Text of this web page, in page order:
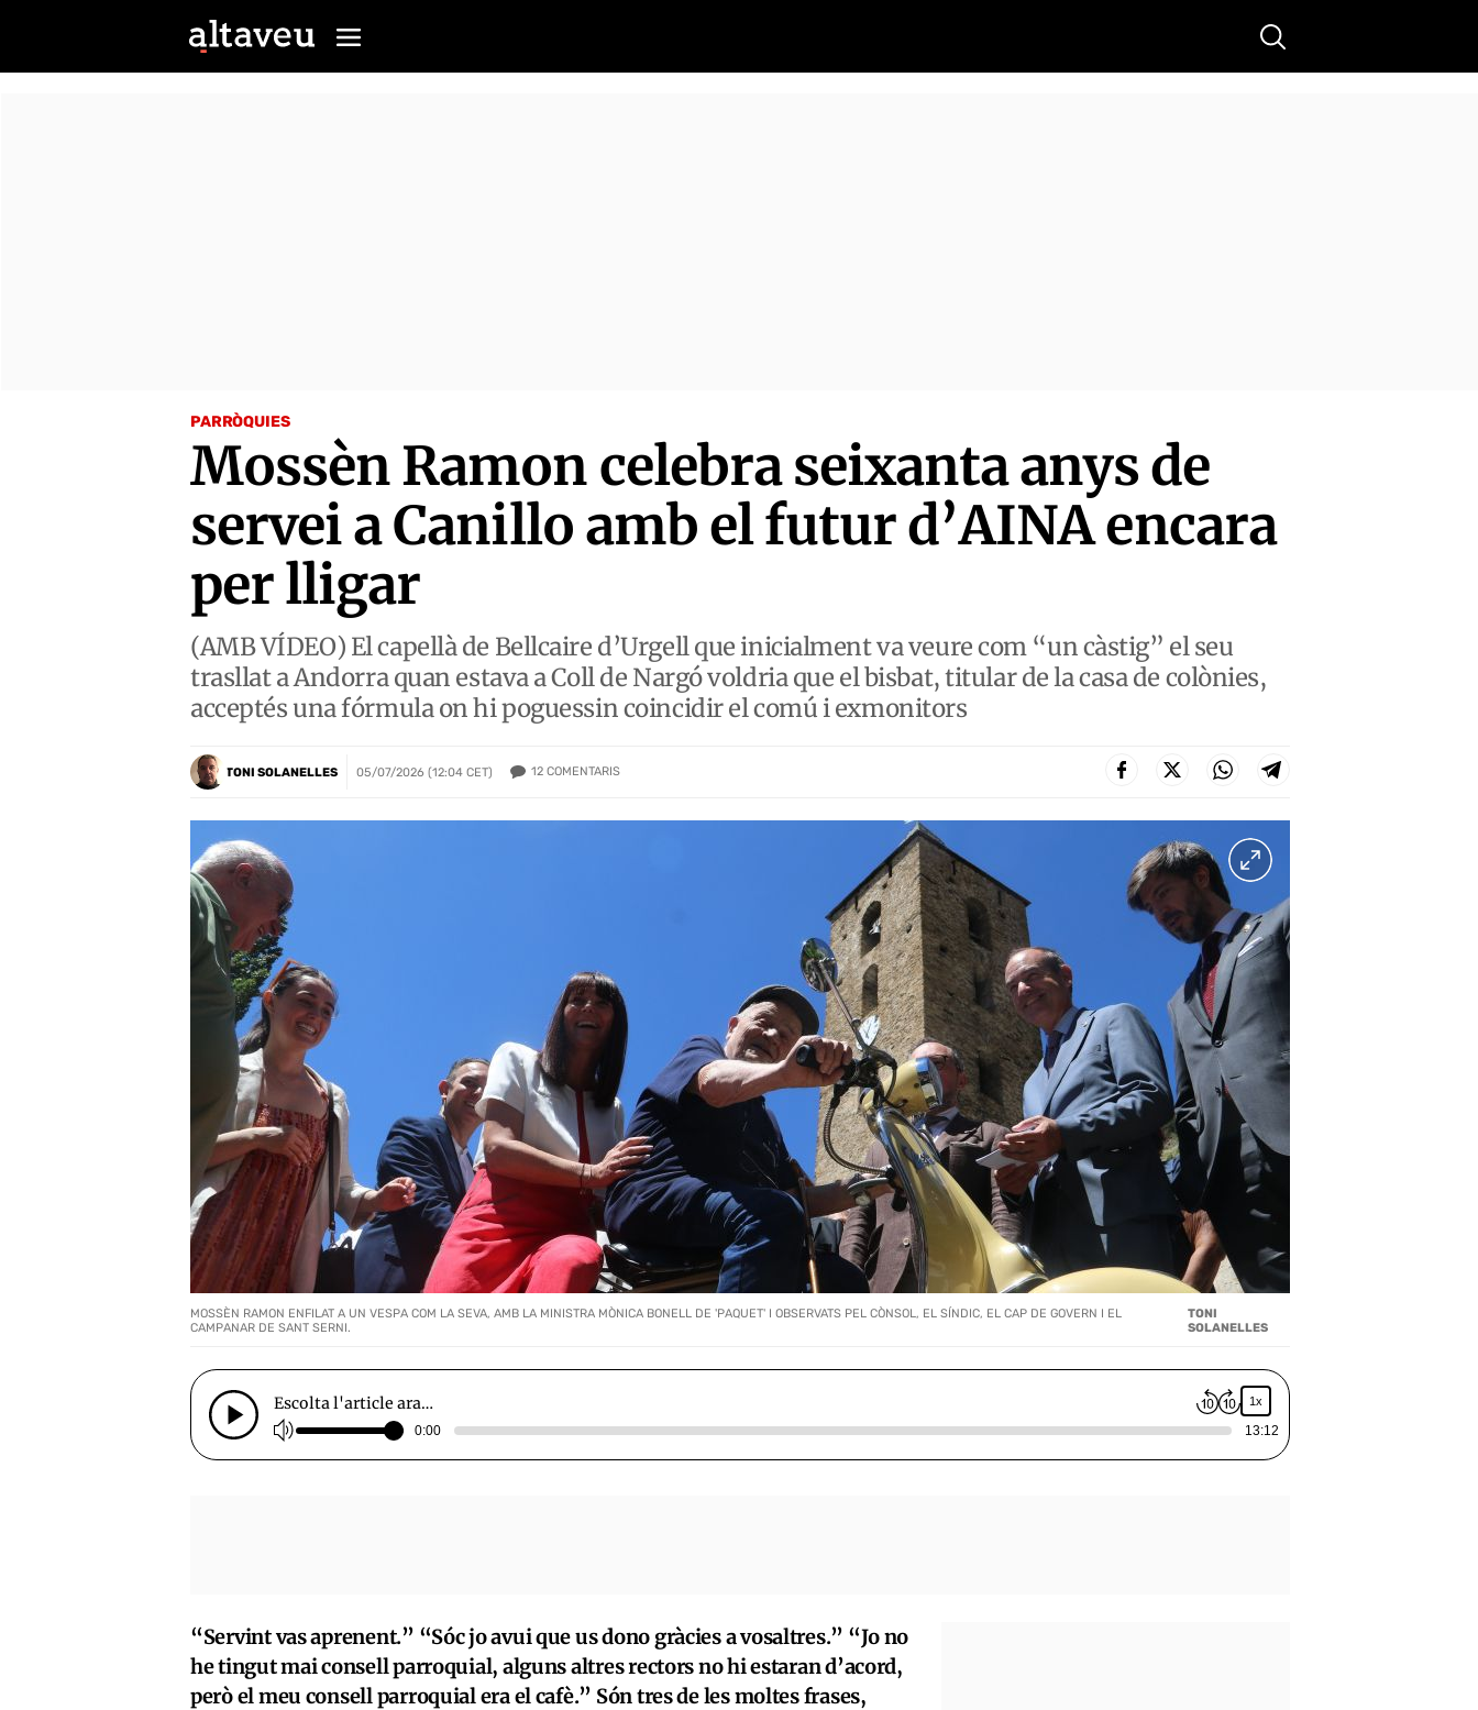
Buscar
PARRÒQUIES
Mossèn Ramon celebra seixanta anys de
servei a Canillo amb el futur d’AINA encara
per lligar
(AMB VÍDEO) El capellà de Bellcaire d’Urgell que inicialment va veure com “un càstig” el seu
trasllat a Andorra quan estava a Coll de Nargó voldria que el bisbat, titular de la casa de colònies,
acceptés una fórmula on hi poguessin coincidir el comú i exmonitors
TONI SOLANELLES 05/07/2026 (12:04 CET) 12 COMENTARIS
MOSSÈN RAMON ENFILAT A UN VESPA COM LA SEVA, AMB LA MINISTRA MÒNICA BONELL DE 'PAQUET' I OBSERVATS PEL CÒNSOL, EL SÍNDIC, EL CAP DE GOVERN I EL
CAMPANAR DE SANT SERNI.
TONI
SOLANELLES
Escolta l'article ara… 1x
0:00 13:12
“Servint vas aprenent.” “Sóc jo avui que us dono gràcies a vosaltres.” “Jo no
he tingut mai consell parroquial, alguns altres rectors no hi estaran d’acord,
però el meu consell parroquial era el cafè.” Són tres de les moltes frases,